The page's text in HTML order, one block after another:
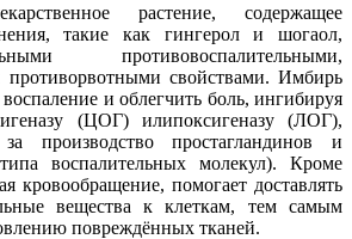
растение, содержащее
такие как гингерол и шогаол,
противовоспалительными,
свойствами. Имбирь
и облегчить боль, ингибируя
(ЦОГ) илипоксигеназу (ЛОГ),
производство простагландинов и
воспалительных молекул). Кроме
кровообращение, помогает доставлять
вещества к клеткам, тем самым
повреждённых тканей.